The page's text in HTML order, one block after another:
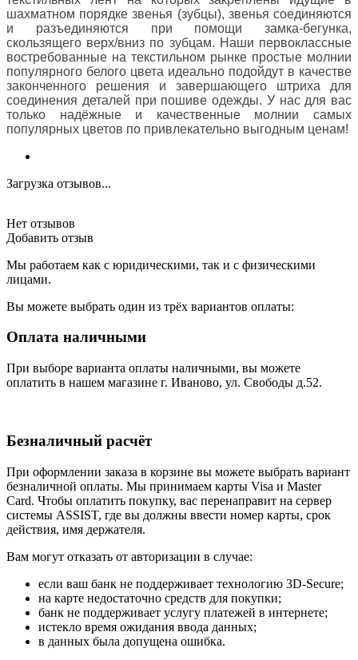
шахматном порядке звенья (зубцы), звенья соединяются
и разъединяются при помощи замка-бегунка,
скользящего верх/вниз по зубцам. Наши первоклассные
востребованные на текстильном рынке простые молнии
популярного белого цвета идеально подойдут в качестве
законченного решения и завершающего штриха для
соединения деталей при пошиве одежды. У нас для вас
только надёжные и качественные молнии самых
популярных цветов по привлекательно выгодным ценам!
Загрузка отзывов...
Нет отзывов
Добавить отзыв
Мы работаем как с юридическими, так и с физическими
лицами.
Вы можете выбрать один из трёх вариантов оплаты:
Оплата наличными
При выборе варианта оплаты наличными, вы можете
оплатить в нашем магазине г. Иваново, ул. Свободы д.52.
Безналичный расчёт
При оформлении заказа в корзине вы можете выбрать вариант
безналичной оплаты. Мы принимаем карты Visa и Master
Card. Чтобы оплатить покупку, вас перенаправит на сервер
системы ASSIST, где вы должны ввести номер карты, срок
действия, имя держателя.
Вам могут отказать от авторизации в случае:
если ваш банк не поддерживает технологию 3D-Secure;
на карте недостаточно средств для покупки;
банк не поддерживает услугу платежей в интернете;
истекло время ожидания ввода данных;
в данных была допущена ошибка.